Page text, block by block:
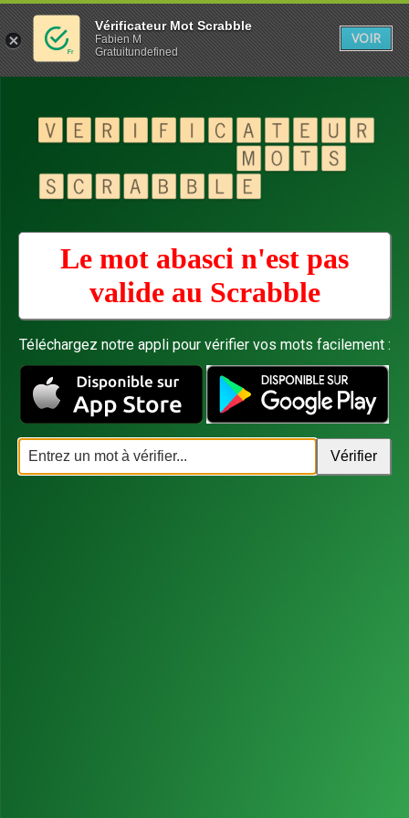
Le mot abasci n'est pas
valide au Scrabble
Téléchargez notre appli pour vérifier vos mots facilement :
Vérificateur Mot Scrabble
Fabien M
Gratuitundefined
VOIR